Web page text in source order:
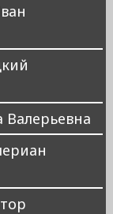
Валерьевна